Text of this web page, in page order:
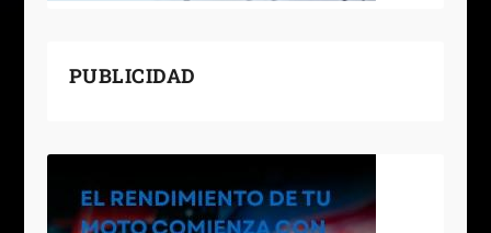
PUBLICIDAD